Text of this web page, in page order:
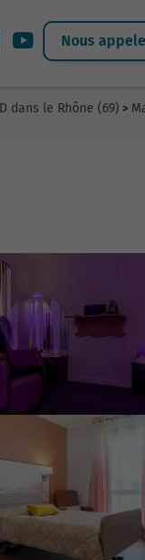
Nous
dans le Rhône (69) >